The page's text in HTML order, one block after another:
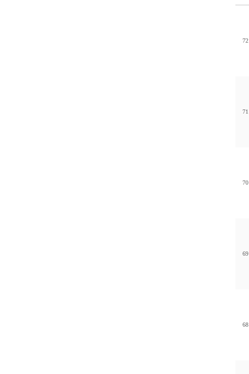
72
71
70
69
68